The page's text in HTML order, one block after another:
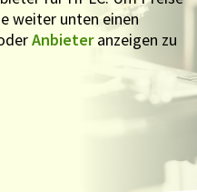
weiter unten einen
Anbieteranzeigen zu